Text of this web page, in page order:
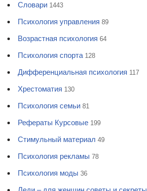
Словари 1443
Психология управления 89
Возрастная психология 64
Психология спорта 128
Дифференциальная психология 117
Хрестоматия 130
Психология семьи 81
Рефераты Курсовые 199
Стимульный материал 49
Психология рекламы 78
Психология моды 36